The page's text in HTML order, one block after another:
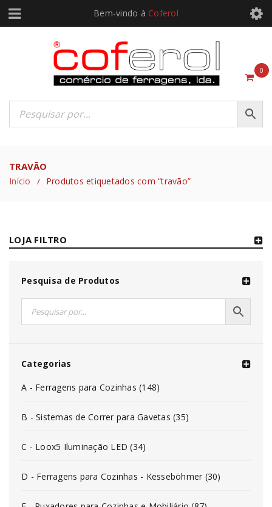
Bem-vindo à Coferol
0
TRAVÃO
Início / Produtos etiquetados com “travão”
LOJA FILTRO
Pesquisa de Produtos
Categorias
A - Ferragens para Cozinhas (148)
B - Sistemas de Correr para Gavetas (35)
C - Loox5 Iluminação LED (34)
D - Ferragens para Cozinhas - Kesseböhmer (30)